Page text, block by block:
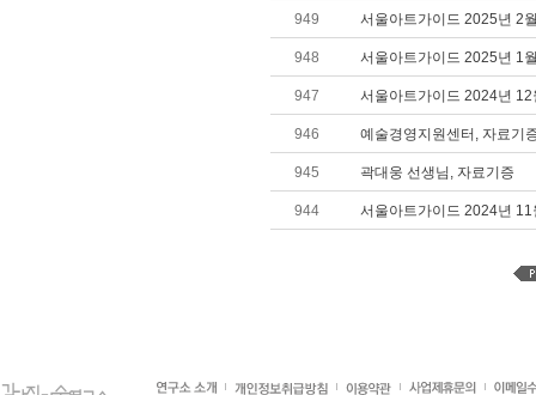
949 서울아트가이드 2025년 2
948 서울아트가이드 2025년 1
947 서울아트가이드 2024년 12
946 예술경영지원센터, 자료기
945 곽대웅 선생님, 자료기증
944 서울아트가이드 2024년 11